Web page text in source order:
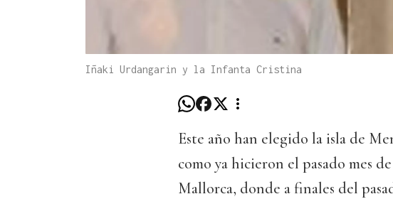
Iñaki Urdangarin y la Infanta Cristina
Este año han elegido la isla de
como ya hicieron el pasado mes
Mallorca, donde a finales del